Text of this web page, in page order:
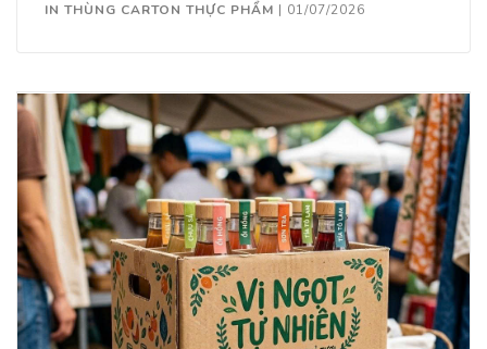
IN THÙNG CARTON THỰC PHẨM | 01/07/2026